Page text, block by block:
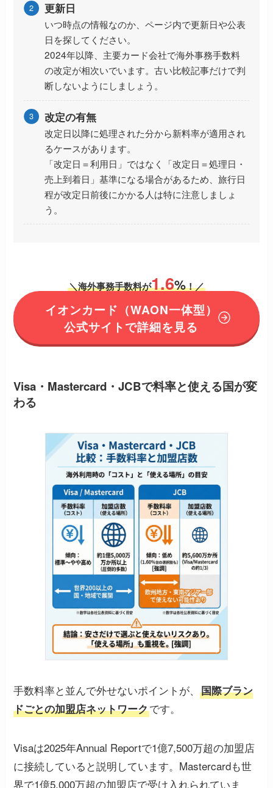
更新日
いつ時点の情報なのか、ページ内で更新日や公表
日を探してください。
2024年以降、主要カード会社で海外事務手数料
の改定が相次いでいます。古い比較記事だけで判
断しないようにしましょう。
改定の有無
改定日以降に処理された分から新料率が適用され
るケースがあります。
「改定日＝利用日」ではなく「改定日＝処理日・
売上到着日」基準になる場合があるため、旅行日
程が改定日前後にかかる人は特に注意しましょ
う。
＼海外事務手数料が1.6%！／
イオンカード（WAON一体型）
公式サイトで詳細を見る
Visa・Mastercard・JCBで料率と使える国が変
わる
手数料率と並んで外せないポイントが、国際ブラン
ドごとの加盟店ネットワークです。
Visaは2025年Annual Reportで1億7,500万超の加盟店
に接続していると説明しています。Mastercardも世
界で1億5,000万超の加盟店で受け入れられていま